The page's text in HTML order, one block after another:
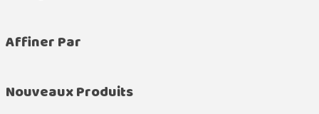
Affiner Par
Nouveaux Produits